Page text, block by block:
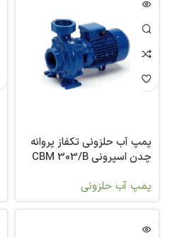
پمپ آب حلزونی تکفاز پروانه
چدن اسپرونی CBM 303/B
پمپ آب حلزونی